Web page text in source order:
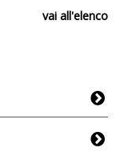
vai all'elenco